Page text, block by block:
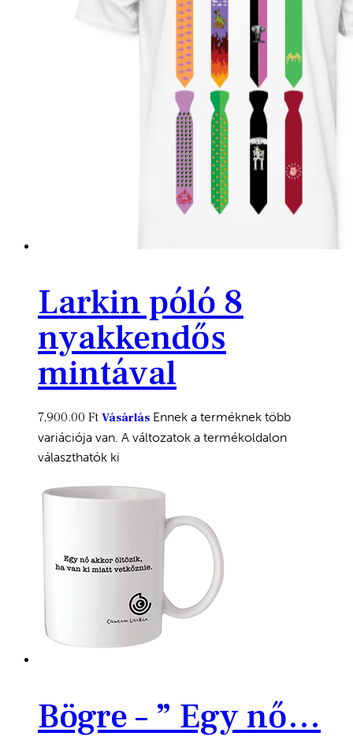
Larkin póló 8
nyakkendős
mintával
7,900.00 Ft Vásárlás Ennek a terméknek több
variációja van. A változatok a termékoldalon
választhatók ki
Bögre – ” Egy nő…